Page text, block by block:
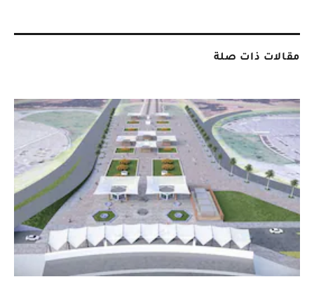
مقالات ذات صلة